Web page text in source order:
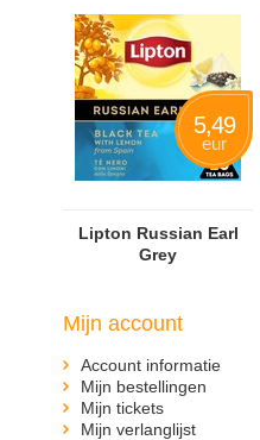
Lipton Russian Earl
Grey
5,49
eur
Mijn account
Account informatie
Mijn bestellingen
Mijn tickets
Mijn verlanglijst